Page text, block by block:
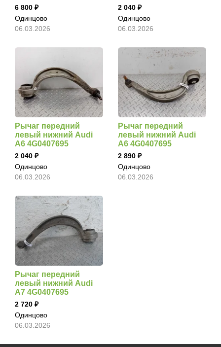
6 800
Одинцово
06.03.2026
2 040
Одинцово
06.03.2026
Рычаг передний
левый нижний Audi
A6 4G0407695
2 040
Одинцово
06.03.2026
Рычаг передний
левый нижний Audi
A6 4G0407695
2 890
Одинцово
06.03.2026
Рычаг передний
левый нижний Audi
A7 4G0407695
2 720
Одинцово
06.03.2026